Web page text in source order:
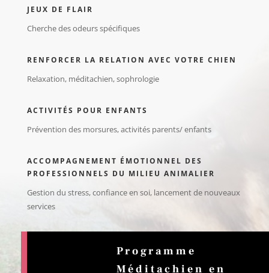
JEUX DE FLAIR
Cherche des odeurs spécifiques
RENFORCER LA RELATION AVEC VOTRE CHIEN
Relaxation, méditachien, sophrologie
ACTIVITÉS POUR ENFANTS
Prévention des morsures, activités parents/ enfants
ACCOMPAGNEMENT ÉMOTIONNEL DES
PROFESSIONNELS DU MILIEU ANIMALIER
Gestion du stress, confiance en soi, lancement de nouveaux
services
Programme
Méditachien en